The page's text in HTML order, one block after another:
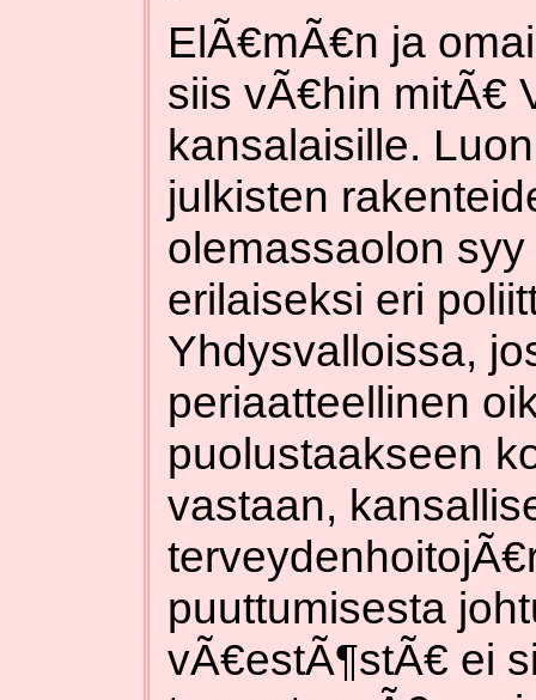
ElÃ€mÃ€n ja
siis vÃ€hin mitÃ€
kansalaisille.
julkisten
olemassaolon
erilaiseksi eri
Yhdysvalloissa,
periaatteellinen
puolustaakseen
vastaan,
puuttumisesta
vÃ€estÃ¶stÃ€ ei